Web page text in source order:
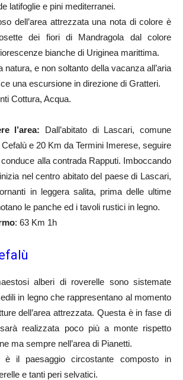
latifoglie e pini mediterranei.
dell’area attrezzata una nota di colore è
dei fiori di Mandragola dal colore
bianche di Uriginea marittima.
natura, e non soltanto della vacanza all’aria
una escursione in direzione di Gratteri.
Cottura, Acqua.
l’area: Dall’abitato di Lascari, comune
e 20 Km da Termini Imerese, seguire
alla contrada Rapputi. Imboccando
nel centro abitato del paese di Lascari,
in leggera salita, prima delle ultime
le panche ed i tavoli rustici in legno.
: 63 Km 1h
alberi di roverelle sono sistemate
in legno che rappresentano al momento
dell’area attrezzata. Questa è in fase di
realizzata poco più a monte rispetto
ma sempre nell’area di Pianetti.
è il paesaggio circostante composto in
e tanti peri selvatici.